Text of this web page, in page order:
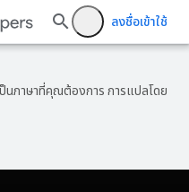
ลงชื่อเข้าใช้
นภาษาที่คุณต้องการ การแปลโดย